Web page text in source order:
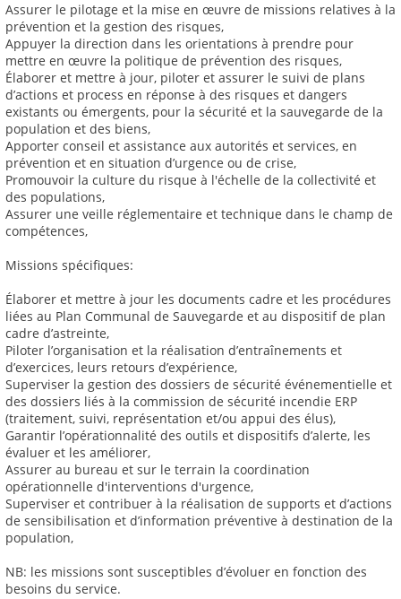
Assurer le pilotage et la mise en œuvre de missions relatives à la
prévention et la gestion des risques,
Appuyer la direction dans les orientations à prendre pour
mettre en œuvre la politique de prévention des risques,
Élaborer et mettre à jour, piloter et assurer le suivi de plans
d’actions et process en réponse à des risques et dangers
existants ou émergents, pour la sécurité et la sauvegarde de la
population et des biens,
Apporter conseil et assistance aux autorités et services, en
prévention et en situation d’urgence ou de crise,
Promouvoir la culture du risque à l'échelle de la collectivité et
des populations,
Assurer une veille réglementaire et technique dans le champ de
compétences,
Missions spécifiques:
Élaborer et mettre à jour les documents cadre et les procédures
liées au Plan Communal de Sauvegarde et au dispositif de plan
cadre d’astreinte,
Piloter l’organisation et la réalisation d’entraînements et
d’exercices, leurs retours d’expérience,
Superviser la gestion des dossiers de sécurité événementielle et
des dossiers liés à la commission de sécurité incendie ERP
(traitement, suivi, représentation et/ou appui des élus),
Garantir l’opérationnalité des outils et dispositifs d’alerte, les
évaluer et les améliorer,
Assurer au bureau et sur le terrain la coordination
opérationnelle d'interventions d'urgence,
Superviser et contribuer à la réalisation de supports et d’actions
de sensibilisation et d’information préventive à destination de la
population,
NB: les missions sont susceptibles d’évoluer en fonction des
besoins du service.